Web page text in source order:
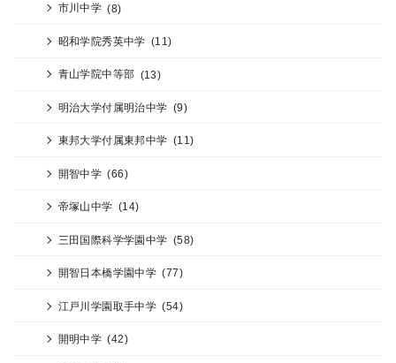
市川中学 (8)
昭和学院秀英中学 (11)
青山学院中等部 (13)
明治大学付属明治中学 (9)
東邦大学付属東邦中学 (11)
開智中学 (66)
帝塚山中学 (14)
三田国際科学学園中学 (58)
開智日本橋学園中学 (77)
江戸川学園取手中学 (54)
開明中学 (42)